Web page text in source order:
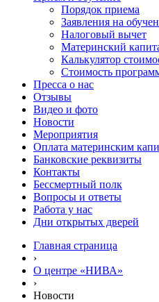
Порядок приема
Заявления на
Налоговый вычет
Материнский
Калькулятор
Стоимость
Пресса о нас
Отзывы
Видео и фото
Новости
Мероприятия
Оплата материнским
Банковские реквизиты
Контакты
Бессмертный полк
Вопросы и ответы
Работа у нас
Дни открытых дверей
Главная страница
›
О центре «НИВА»
›
Новости